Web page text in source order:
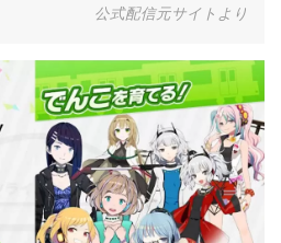
公式配信元サイトより